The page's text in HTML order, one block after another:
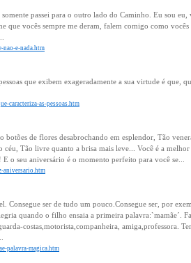
passei para o outro lado do Caminho. Eu sou eu,
que vocês sempre me deram, falem comigo como
nao-e-nada.htm
que exibem exageradamente a sua virtude é que,
caracteriza-as-pessoas.htm
de flores desabrochando em esplendor, Tão
céu, Tão livre quanto a brisa mais leve... Você é a
o seu aniversário é o momento perfeito para você se...
aniversario.htm
Consegue ser de tudo um pouco.Consegue ser, por
quando o filho ensaia a primeira palavra:`mamãe´.
costas,motorista,companheira, amiga,professora.
palavra-magica.htm